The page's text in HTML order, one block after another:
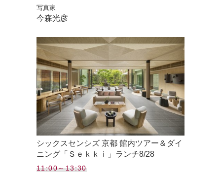
写真家
今森光彦
シックスセンシズ 京都 館内ツアー＆ダイ
ニング「Ｓｅｋｋｉ」ランチ8/28
11:00～13:30